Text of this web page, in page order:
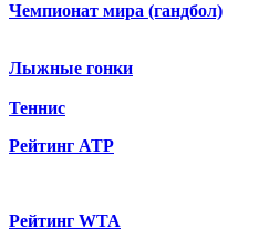
Чемпионат мира (гандбол)
Лыжные гонки
Теннис
Рейтинг ATP
Рейтинг WTA